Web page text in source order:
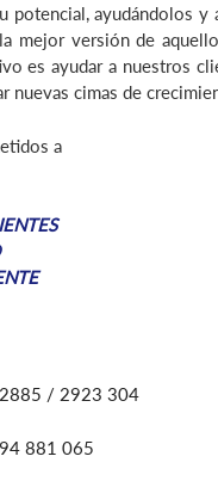
potencial, ayudándolos y
mejor versión de
es ayudar a nuestros
nuevas cimas de
a
/ 2923 304
881 065